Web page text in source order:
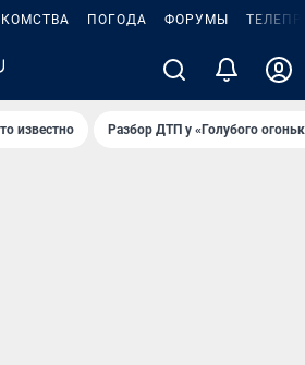
ПОГОДА ФОРУМЫ
известно Разбор ДТП у «Голубого